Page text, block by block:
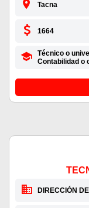
Tacna
1664
Técnico o
Contabilidad o
DIRECCIÓN